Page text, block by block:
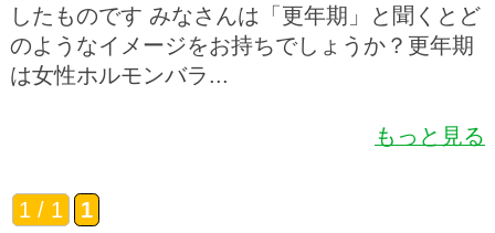
したものです みなさんは「更年期」と聞くとど
のようなイメージをお持ちでしょうか？更年期
は女性ホルモンバラ...
もっと見る
1 / 1 1